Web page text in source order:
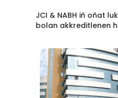
JCI & NABH iň oňat
bolan akkreditlenen